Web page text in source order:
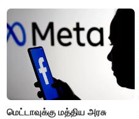
மெட்டாவுக்கு மத்திய அரசு